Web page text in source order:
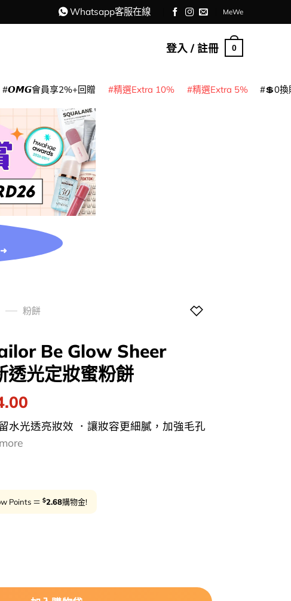
Whatsapp客服在線 MeWe
登入 / 註冊 0
𝙊𝙈𝙂會員享2%+回贈 精選Extra 10% 精選Extra 5% 💲0換
➜
粉餅
Be Glow Sheer
光定妝蜜粉餅
Current
price
is:
水光透亮妝效 ．讓妝容更細膩，加強毛孔
more
Points ＝ $2.68購物金!
Sheer Powder 全新透光定妝蜜粉餅 數量